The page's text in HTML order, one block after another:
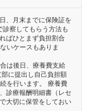
、月末までに保険証を
察してもらう方法も
ばひとまず負担割合
いケースもありま
は後日、療養費支給
に提出し自己負担額
を行います。 療養費
診療報酬明細書（レセ
大切に保管をしておい